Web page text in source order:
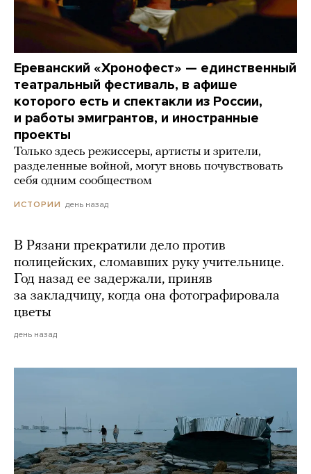
Ереванский «Хронофест» — единственный
театральный фестиваль, в афише
которого есть и спектакли из России,
и работы эмигрантов, и иностранные
проекты
Только здесь режиссеры, артисты и зрители,
разделенные войной, могут вновь почувствовать
себя одним сообществом
ИСТОРИИ день назад
В Рязани прекратили дело против
полицейских, сломавших руку учительнице.
Год назад ее задержали, приняв
за закладчицу, когда она фотографировала
цветы
день назад